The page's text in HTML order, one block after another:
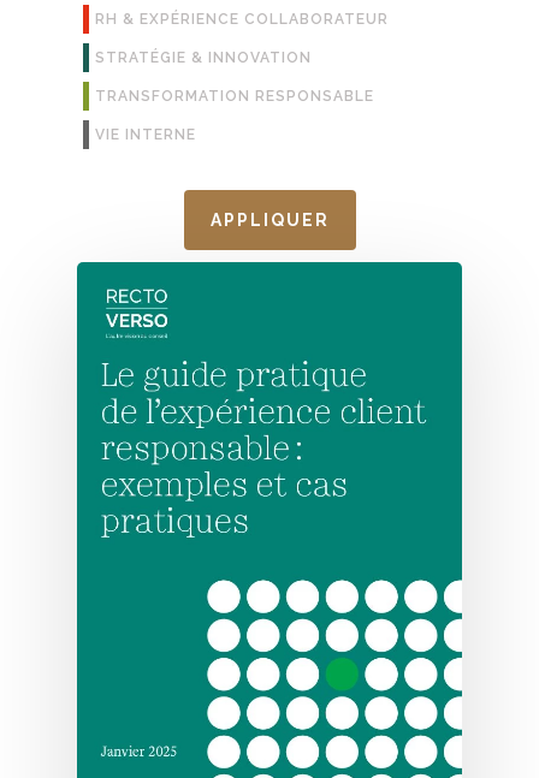
RH & EXPÉRIENCE COLLABORATEUR
STRATÉGIE & INNOVATION
TRANSFORMATION RESPONSABLE
VIE INTERNE
APPLIQUER